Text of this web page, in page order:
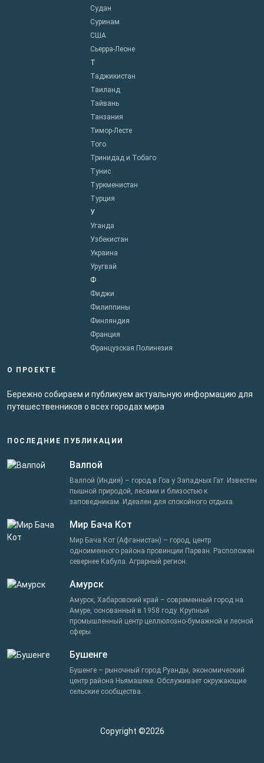
Судан
Суринам
США
Сьерра-Леоне
Т
Таджикистан
Таиланд
Тайвань
Танзания
Тимор-Лесте
Того
Тринидад и Тобаго
Тунис
Туркменистан
Турция
У
Уганда
Узбекистан
Украина
Уругвай
Ф
Фиджи
Филиппины
Финляндия
Франция
Французская Полинезия
О ПРОЕКТЕ
Бережно собираем и публикуем актуальную информацию для
путешественников о всех городах мира
ПОСЛЕДНИЕ ПУБЛИКАЦИИ
Валпой
Валпой (Индия) – город в Гоа у Западных Гат. Известен
пышной природой, лесами и близостью к
заповедникам. Идеален для спокойного отдыха.
Мир Бача Кот
Мир Бача Кот (Афганистан) – город, центр
одноименного района провинции Парван. Расположен
севернее Кабула. Аграрный регион.
Амурск
Амурск, Хабаровский край – современный город на
Амуре, основанный в 1958 году. Крупный
промышленный центр целлюлозно-бумажной и лесной
сферы.
Бушенге
Бушенге – рыночный город Руанды, экономический
центр района Ньямашеке. Обслуживает окружающие
сельские сообщества.
Copyright ©2026